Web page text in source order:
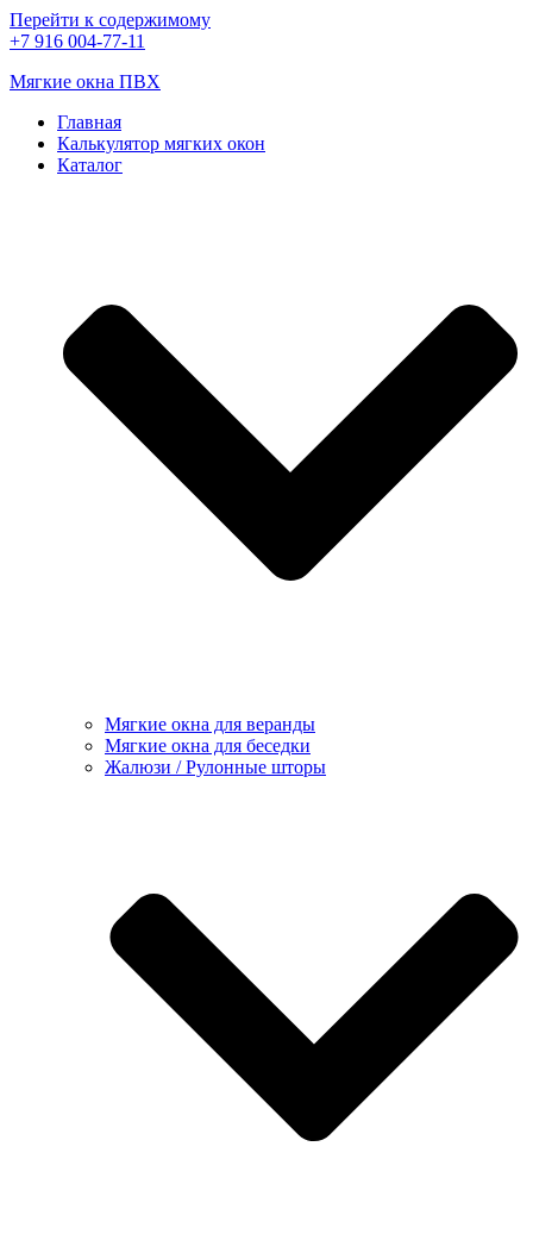
Перейти к содержимому
+7 916 004-77-11
Мягкие окна ПВХ
Главная
Калькулятор мягких окон
Каталог
Мягкие окна для веранды
Мягкие окна для беседки
Жалюзи / Рулонные шторы